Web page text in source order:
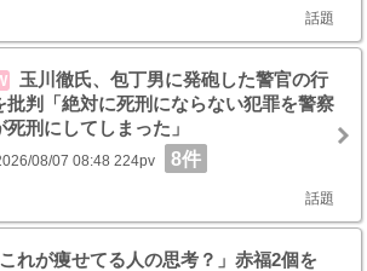
話題
玉川徹氏、包丁男に発砲した警官の行
批判「絶対に死刑にならない犯罪を警察
死刑にしてしまった」
08/07 08:48 224pv 8件
話題
れが痩せてる人の思考？」赤福2個を